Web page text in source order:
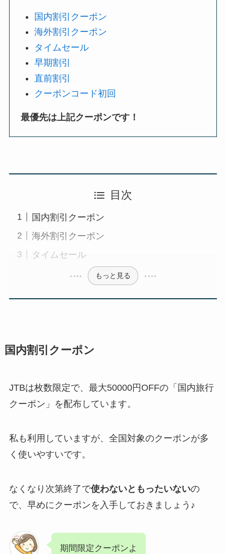
国内割引クーポン
海外割引クーポン
タイムセール
早期割引
直前割引
クーポンコード初回
最優先は上記クーポンです！
目次
国内割引クーポン
海外割引クーポン
タイムセール
もっと見る
国内割引クーポン
JTBは枚数限定で、最大50000円OFFの「国内旅行
クーポン」を配布しています。
私も利用していますが、全国対象のクーポンが多
く使いやすいです。
なくなり次第終了で使わないともったいないの
で、早めにクーポンを入手しておきましょう♪
期間限定クーポンよ